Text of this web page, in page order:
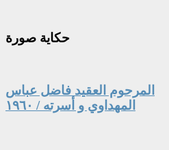
حكاية صورة
المرحوم العقيد فاضل عباس
المهداوي و أسرته / ١٩٦٠